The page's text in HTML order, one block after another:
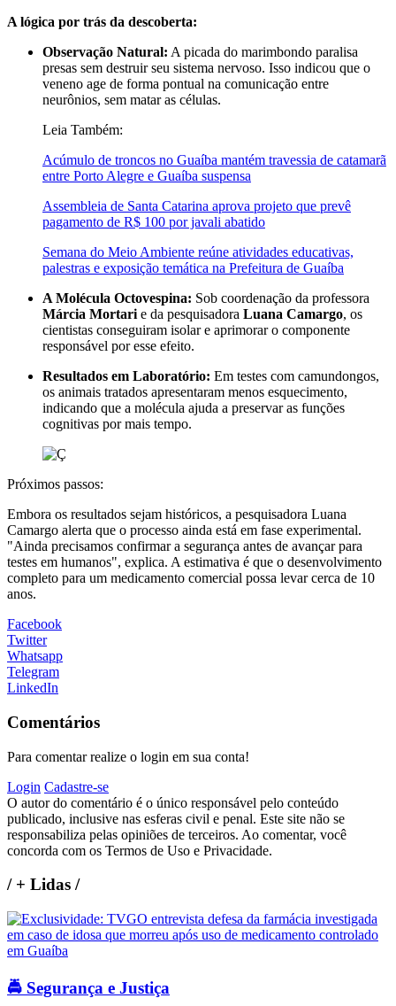
A lógica por trás da descoberta:
Observação Natural: A picada do marimbondo paralisa
presas sem destruir seu sistema nervoso. Isso indicou que o
veneno age de forma pontual na comunicação entre
neurônios, sem matar as células.
Leia Também:
Acúmulo de troncos no Guaíba mantém travessia de catamarã
entre Porto Alegre e Guaíba suspensa
Assembleia de Santa Catarina aprova projeto que prevê
pagamento de R$ 100 por javali abatido
Semana do Meio Ambiente reúne atividades educativas,
palestras e exposição temática na Prefeitura de Guaíba
A Molécula Octovespina: Sob coordenação da professora
Márcia Mortari e da pesquisadora Luana Camargo, os
cientistas conseguiram isolar e aprimorar o componente
responsável por esse efeito.
Resultados em Laboratório: Em testes com camundongos,
os animais tratados apresentaram menos esquecimento,
indicando que a molécula ajuda a preservar as funções
cognitivas por mais tempo.
Próximos passos:
Embora os resultados sejam históricos, a pesquisadora Luana
Camargo alerta que o processo ainda está em fase experimental.
"Ainda precisamos confirmar a segurança antes de avançar para
testes em humanos", explica. A estimativa é que o desenvolvimento
completo para um medicamento comercial possa levar cerca de 10
anos.
Facebook
Twitter
Whatsapp
Telegram
LinkedIn
Comentários
Para comentar realize o login em sua conta!
Login Cadastre-se
O autor do comentário é o único responsável pelo conteúdo
publicado, inclusive nas esferas civil e penal. Este site não se
responsabiliza pelas opiniões de terceiros. Ao comentar, você
concorda com os Termos de Uso e Privacidade.
/+ Lidas /
🚔 Segurança e Justiça